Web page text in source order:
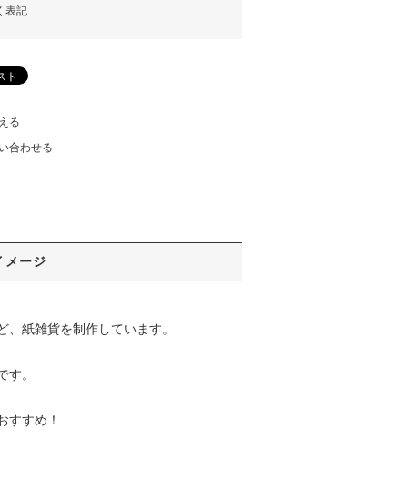
表記
る
合わせる
メージ
紙雑貨を制作しています。
。
すすめ！